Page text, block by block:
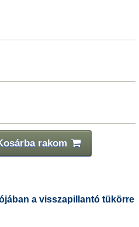
rakom
a visszapillantó tükörre